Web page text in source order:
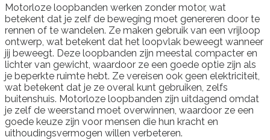
Motorloze loopbanden werken zonder motor, wat
betekent dat je zelf de beweging moet genereren door te
rennen of te wandelen. Ze maken gebruik van een vrijloop
ontwerp, wat betekent dat het loopvlak beweegt wanneer
jij beweegt. Deze loopbanden zijn meestal compacter en
lichter van gewicht, waardoor ze een goede optie zijn als
je beperkte ruimte hebt. Ze vereisen ook geen elektriciteit,
wat betekent dat je ze overal kunt gebruiken, zelfs
buitenshuis. Motorloze loopbanden zijn uitdagend omdat
je zelf de weerstand moet overwinnen, waardoor ze een
goede keuze zijn voor mensen die hun kracht en
uithoudingsvermogen willen verbeteren.